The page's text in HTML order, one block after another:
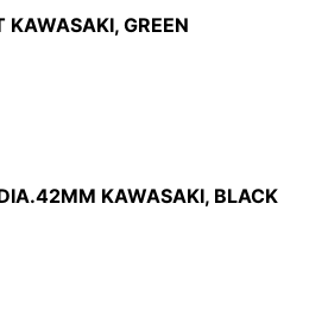
KAWASAKI, GREEN
KAWASAKI, BLACK